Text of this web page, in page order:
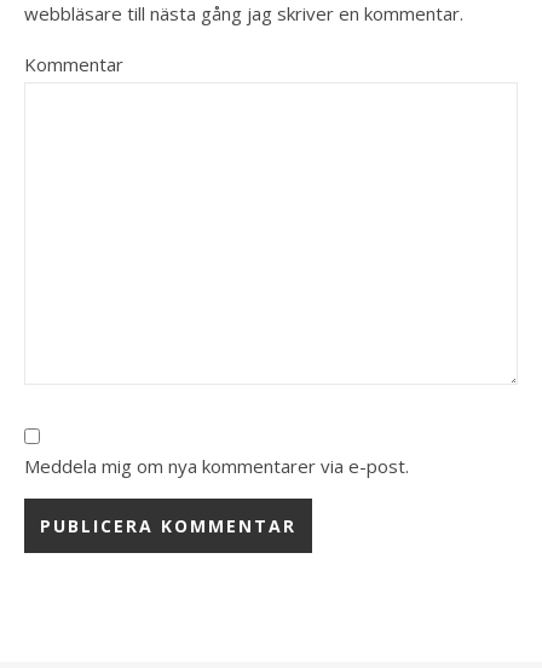
webbläsare till nästa gång jag skriver en kommentar.
Kommentar
Meddela mig om nya kommentarer via e-post.